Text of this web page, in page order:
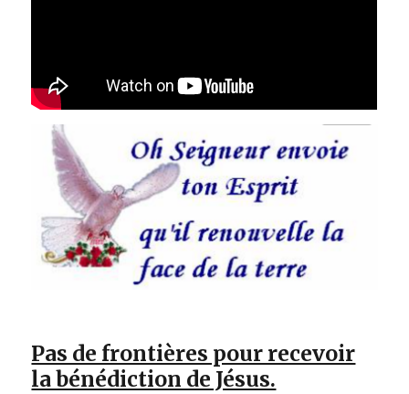
Pas de frontières pour recevoir
la bénédiction de Jésus.